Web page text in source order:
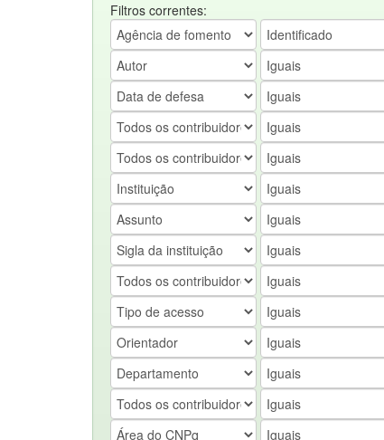
Filtros correntes: